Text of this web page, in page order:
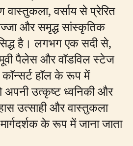
वास्तुकला, वर्साय से प्रेरित
और समृद्ध सांस्कृतिक
है। लगभग एक सदी से,
पैलेस और वॉडविल स्टेज
हॉल के रूप में
उत्कृष्ट ध्वनिकी और
उत्साही और वास्तुकला
के रूप में जाना जाता